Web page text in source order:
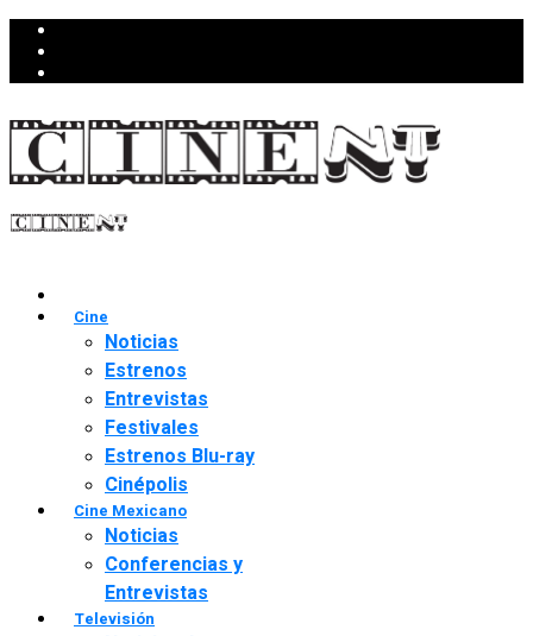
Cine
Noticias
Estrenos
Entrevistas
Festivales
Estrenos Blu-ray
Cinépolis
Cine Mexicano
Noticias
Conferencias y
Entrevistas
Televisión